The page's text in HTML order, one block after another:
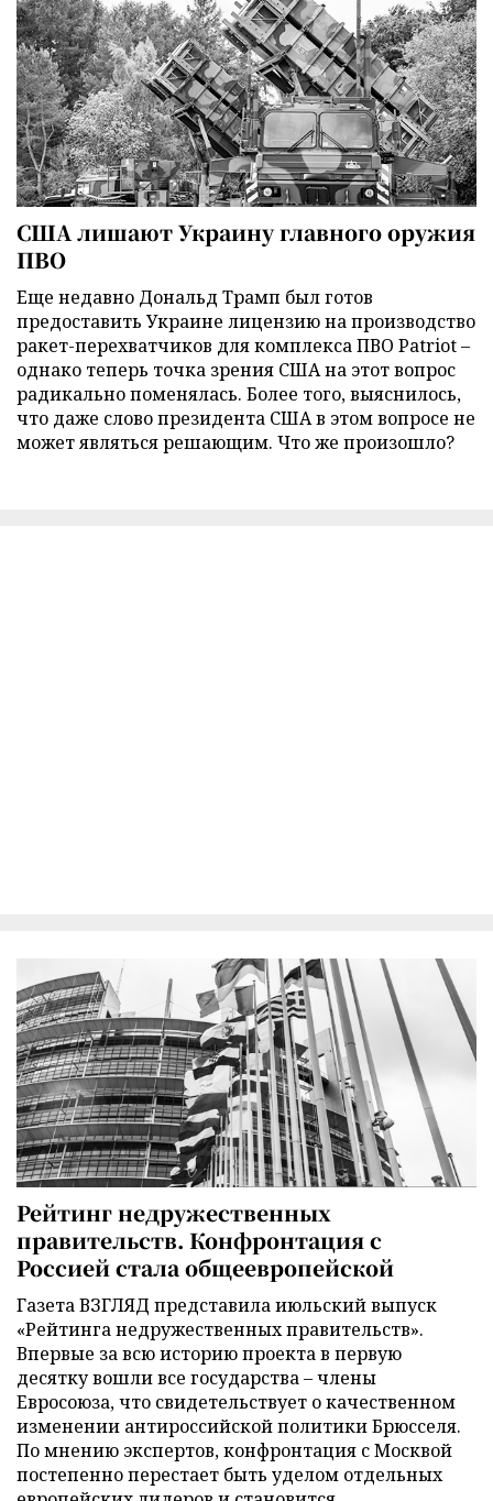
США лишают Украину главного оружия
ПВО
Еще недавно Дональд Трамп был готов
предоставить Украине лицензию на производство
ракет-перехватчиков для комплекса ПВО Patriot –
однако теперь точка зрения США на этот вопрос
радикально поменялась. Более того, выяснилось,
что даже слово президента США в этом вопросе не
может являться решающим. Что же произошло?
Рейтинг недружественных
правительств. Конфронтация с
Россией стала общеевропейской
Газета ВЗГЛЯД представила июльский выпуск
«Рейтинга недружественных правительств».
Впервые за всю историю проекта в первую
десятку вошли все государства – члены
Евросоюза, что свидетельствует о качественном
изменении антироссийской политики Брюсселя.
По мнению экспертов, конфронтация с Москвой
постепенно перестает быть уделом отдельных